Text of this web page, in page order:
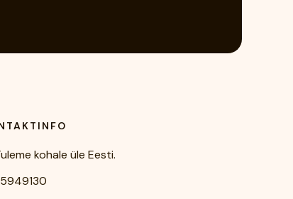
kohale üle Eesti.